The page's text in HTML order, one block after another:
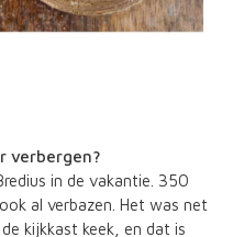
verbergen?
in de vakantie. 350
al verbazen. Het was net
kijkkast keek, en dat is